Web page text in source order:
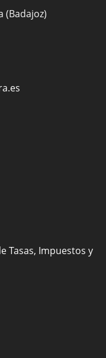
(Badajoz)
Tasas, Impuestos y